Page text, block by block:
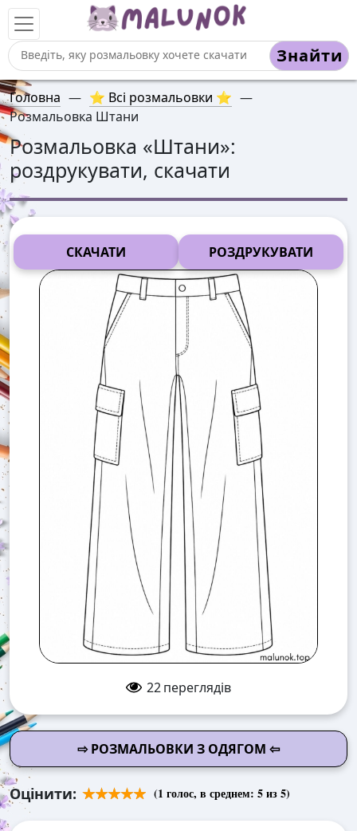
Знайти
Головна — ⭐ Всі розмальовки ⭐ —
Розмальовка Штани
Розмальовка «Штани»:
роздрукувати, скачати
СКАЧАТИ РОЗДРУКУВАТИ
22переглядів
⇨ РОЗМАЛЬОВКИ З ОДЯГОМ ⇦
Оцінити: (1 голос, в среднем: 5из 5)